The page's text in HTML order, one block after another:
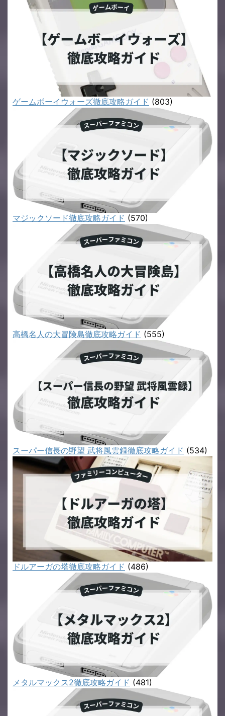
ゲームボーイウォーズ徹底攻略ガイド (803)
マジックソード徹底攻略ガイド (570)
高橋名人の大冒険島徹底攻略ガイド (555)
スーパー信長の野望 武将風雲録徹底攻略ガイド (534)
ドルアーガの塔徹底攻略ガイド (486)
メタルマックス2徹底攻略ガイド (481)